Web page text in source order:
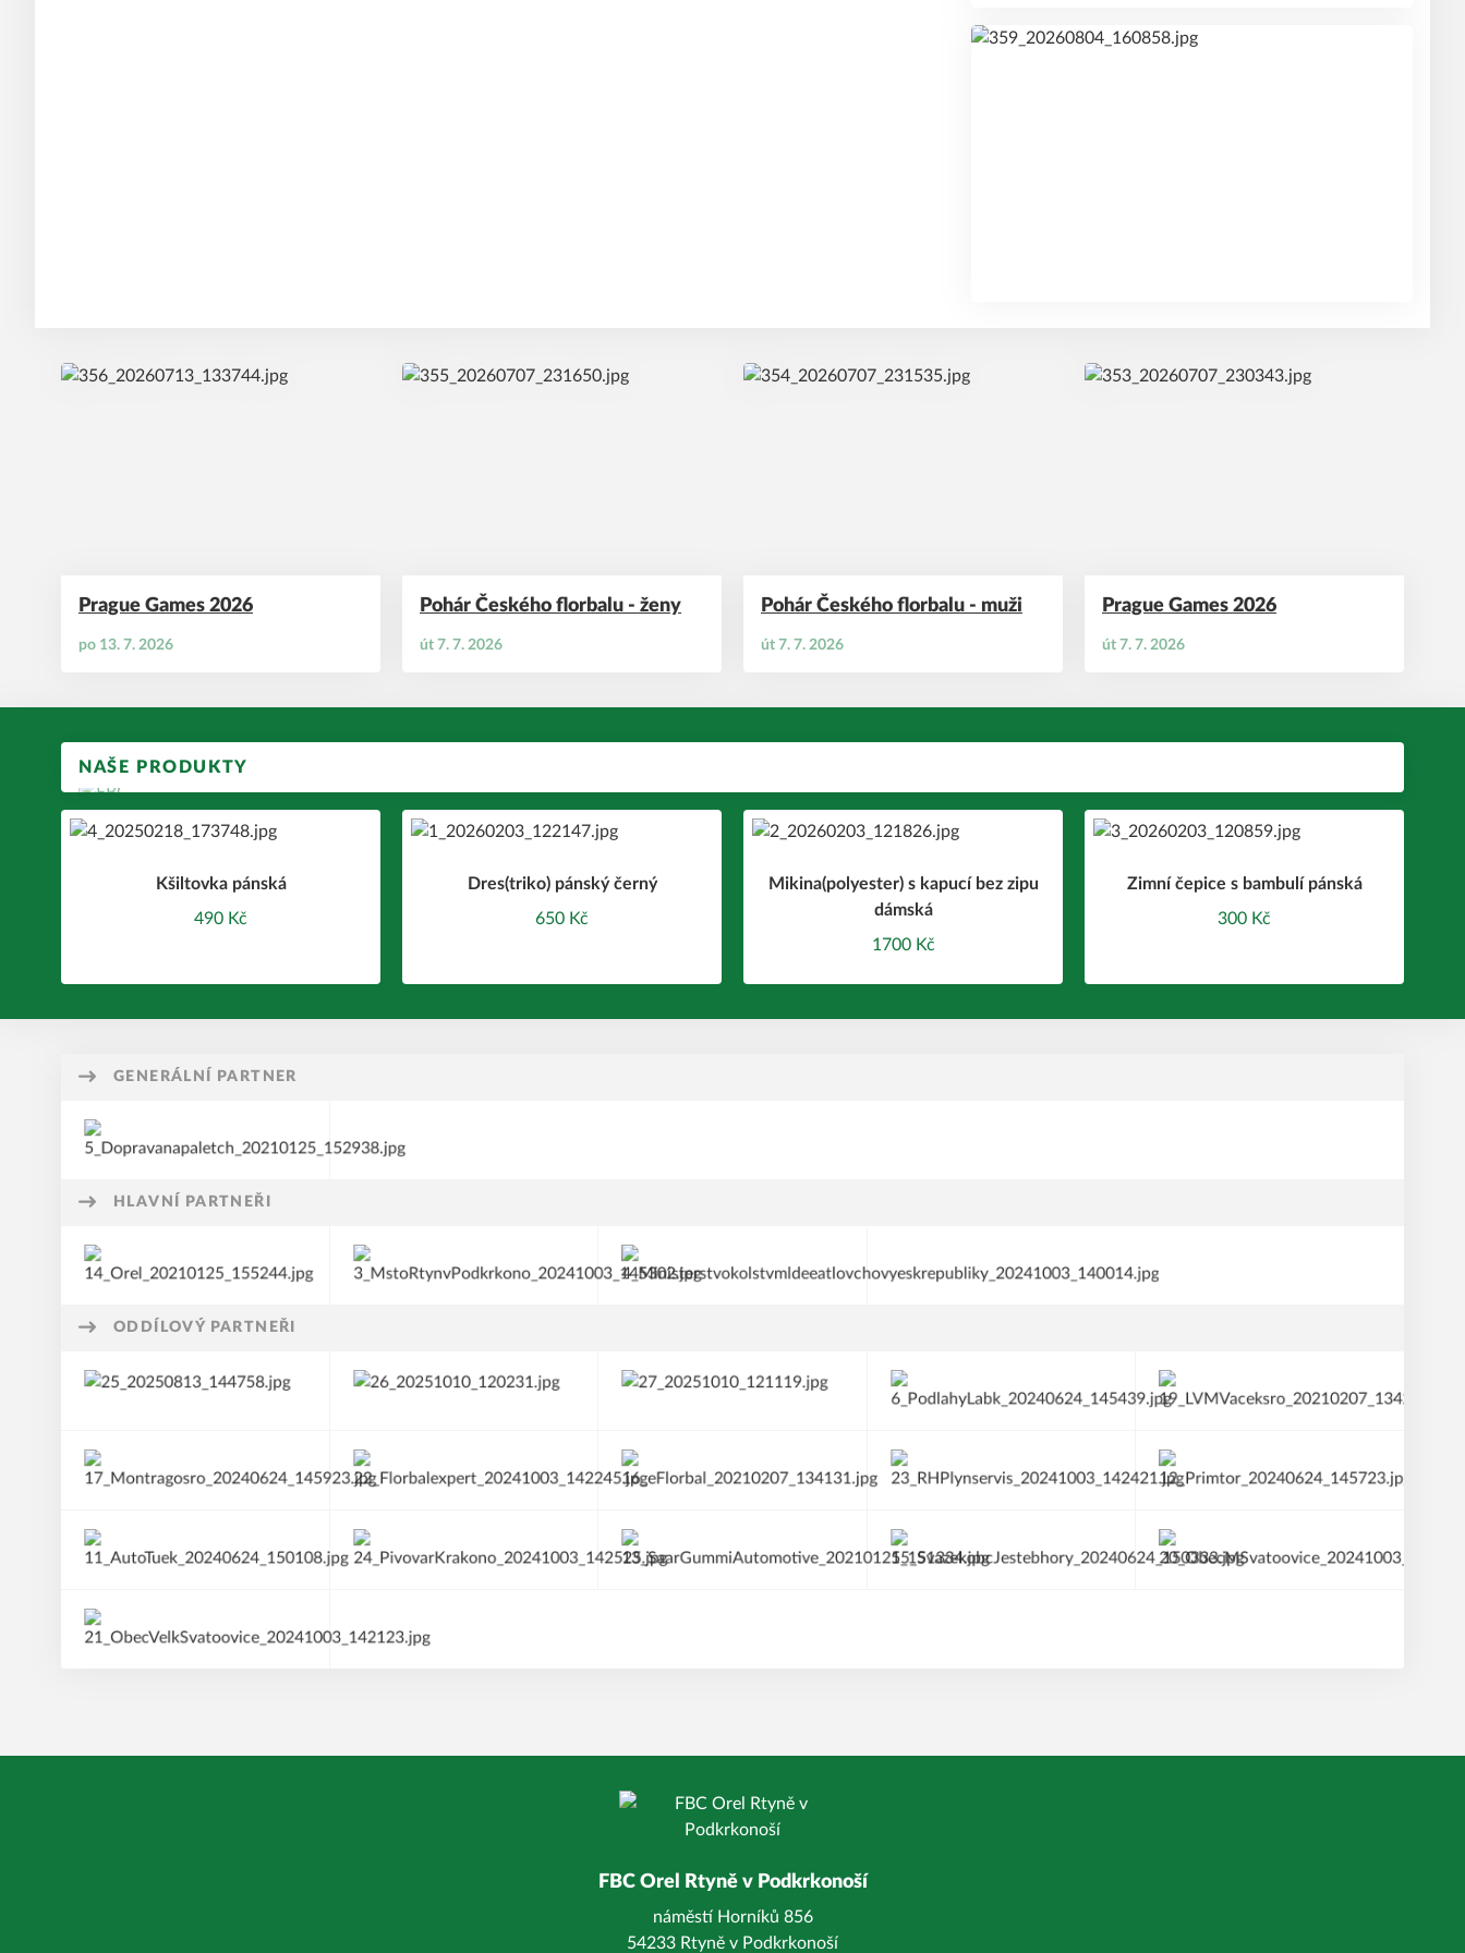
po 3. 8. 2026
Realizační tým žen
po 13. 7. 2026
Prague Games 2026
út 7. 7. 2026
Pohár Českého florbalu - ženy
út 7. 7. 2026
Pohár Českého florbalu - muži
út 7. 7. 2026
Prague Games 2026
NAŠE PRODUKTY
Kšiltovka pánská
490 Kč
Dres(triko) pánský černý
650 Kč
Mikina(polyester) s kapucí bez zipu
dámská
1700 Kč
Zimní čepice s bambulí pánská
300 Kč
GENERÁLNÍ PARTNER
HLAVNÍ PARTNEŘI
ODDÍLOVÝ PARTNEŘI
FBC Orel Rtyně v Podkrkonoší
náměstí Horníků 856
54233 Rtyně v Podkrkonoší